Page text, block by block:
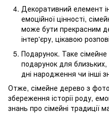
Декоративний елемент
емоційної цінності,
може бути прекрасним
інтер'єру, цікавою
Подарунок. Таке
подарунок для близьких,
дні народження чи інші
Отже, сімейне дерево з
збереження історії роду,
знань про сімейні традиції